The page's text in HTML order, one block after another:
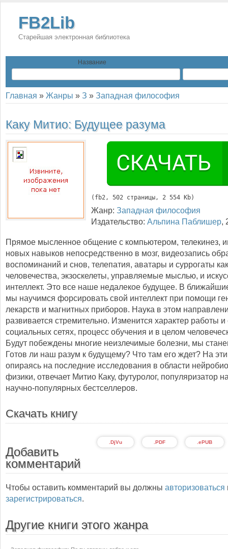
FB2Lib
Старейшая электронная библиотека
Название
Главная » Жанры » З » Западная философия
Каку Митио: Будущее разума
( fb2, 502 страницы, 2 554 Kb)
Жанр: Западная философия
Издательство: Альпина Паблишер,
Прямое мысленное общение с компьютером, телекинез,
новых навыков непосредственно в мозг, видеозапись
воспоминаний и снов, телепатия, аватары и суррогаты
человечества, экзоскелеты, управляемые мыслью, и
интеллект. Это все наше недалекое будущее. В
мы научимся форсировать свой интеллект при помощи
лекарств и магнитных приборов. Наука в этом
развивается стремительно. Изменится характер работы
социальных сетях, процесс обучения и в целом
Будут побеждены многие неизлечимые болезни, мы
Готов ли наш разум к будущему? Что там его ждет? На
опираясь на последние исследования в области
физики, отвечает Митио Каку, футуролог, популяризатор
научно-популярных бестселлеров.
Скачать книгу
.ePUB
.PDF
.DjVu
Добавить
комментарий
Чтобы оставить комментарий вы должны авторизоваться
зарегистрироваться.
Другие книги этого жанра